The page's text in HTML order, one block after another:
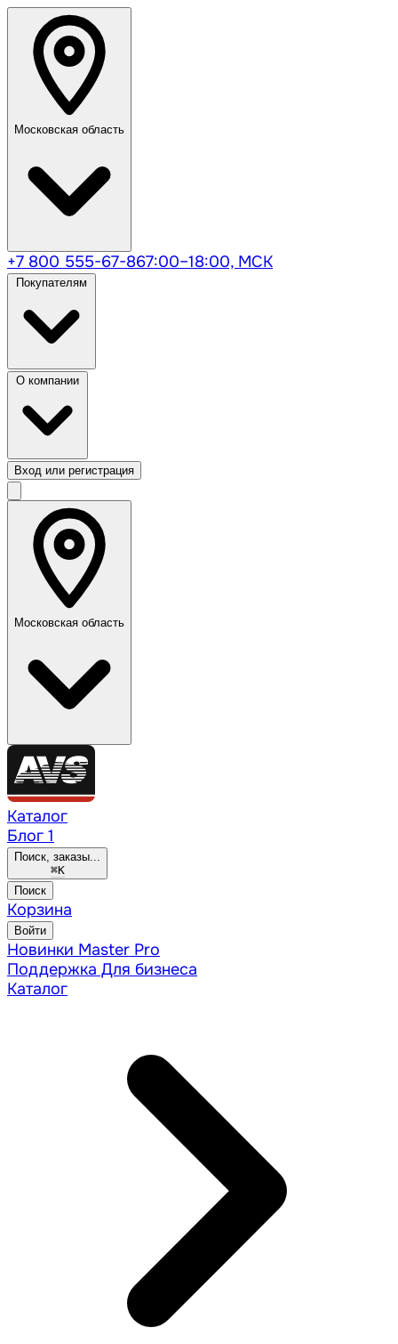
Московская область
+7 800 555-67-867:00–18:00, МСК
Вход или регистрация
Московская область
Каталог
Блог 1
Поиск, заказы...
⌘K
Поиск
Корзина
Войти
Новинки Master Pro
Поддержка Для бизнеса
Каталог